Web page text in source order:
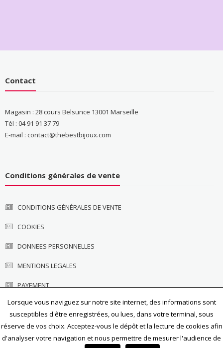
Contact
Magasin : 28 cours Belsunce 13001 Marseille
Tél : 04 91 91 37 79
E-mail : contact@thebestbijoux.com
Conditions générales de vente
CONDITIONS GÉNÉRALES DE VENTE
COOKIES
DONNEES PERSONNELLES
MENTIONS LEGALES
PAYEMENT
Lorsque vous naviguez sur notre site internet, des informations sont
susceptibles d'être enregistrées, ou lues, dans votre terminal, sous
réserve de vos choix. Acceptez-vous le dépôt et la lecture de cookies afin
d'analyser votre navigation et nous permettre de mesurer l'audience de